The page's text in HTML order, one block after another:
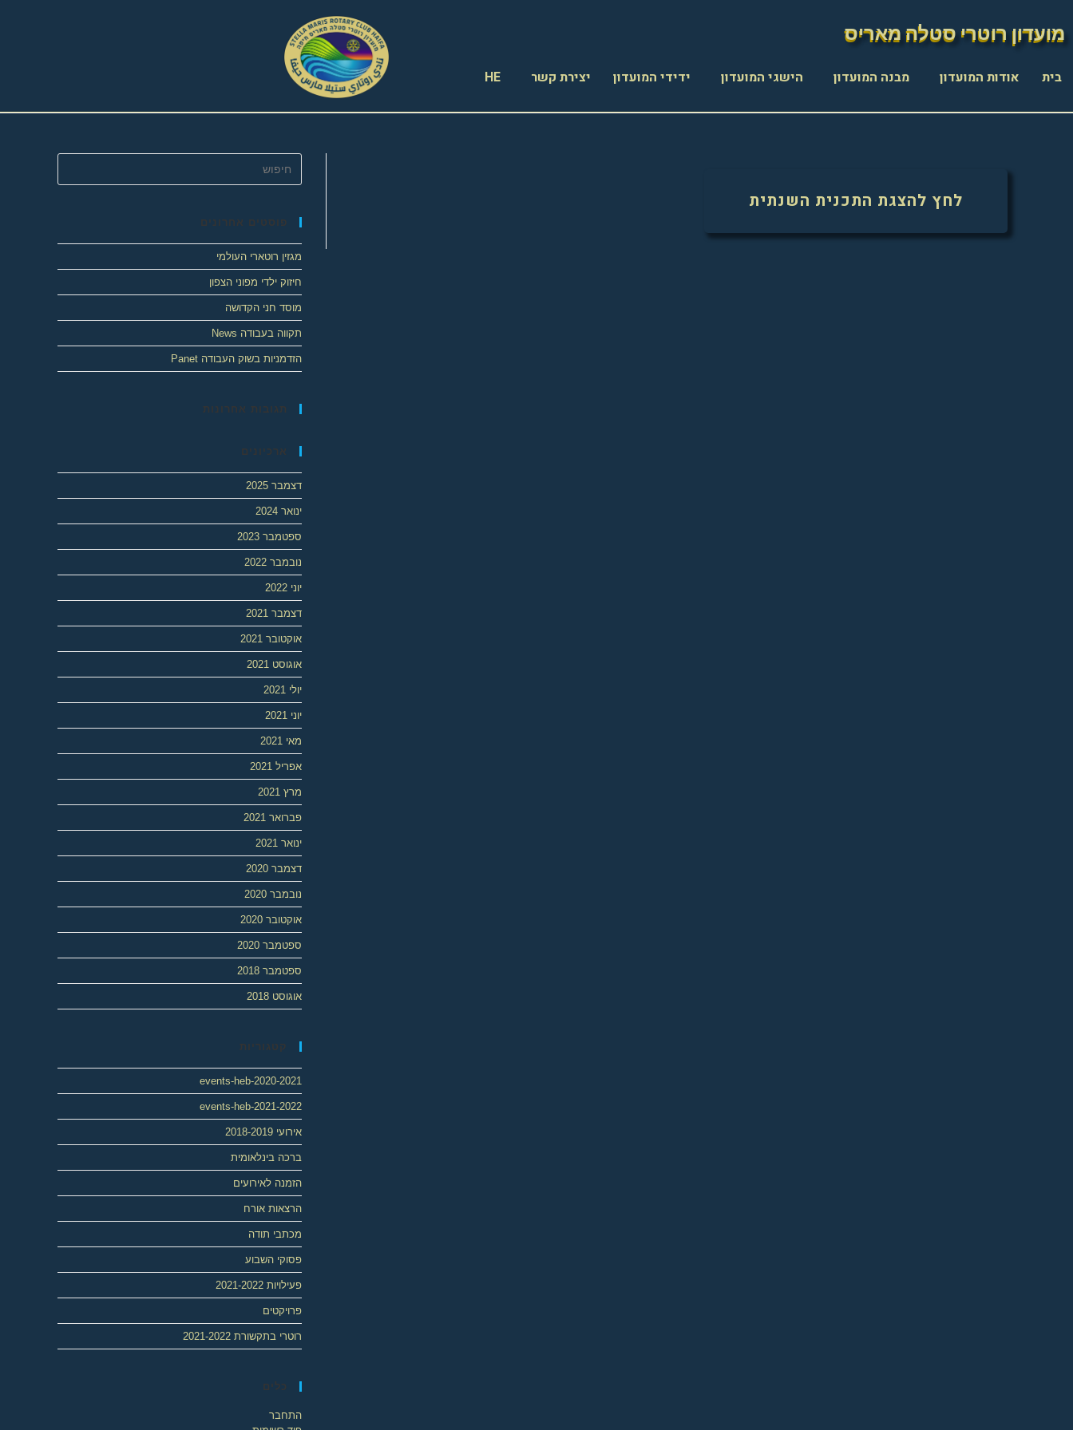
מועדון רוטרי סטלה מאריס
מועדון רוטרי סטלה מאריס
בית אודות המועדון מבנה המועדון הישגי המועדון ידידי המועדון יצירת קשר HE
לחץ להצגת התכנית השנתית
פוסטים אחרונים
מגזין רוטארי העולמי
חיזוק ילדי מפוני הצפון
מוסד חני הקדושה
תקווה בעבודה News
הזדמניות בשוק העבודה Panet
תגובות אחרונות
ארכיונים
דצמבר 2025
ינואר 2024
ספטמבר 2023
נובמבר 2022
יוני 2022
דצמבר 2021
אוקטובר 2021
אוגוסט 2021
יולי 2021
יוני 2021
מאי 2021
אפריל 2021
מרץ 2021
פברואר 2021
ינואר 2021
דצמבר 2020
נובמבר 2020
אוקטובר 2020
ספטמבר 2020
ספטמבר 2018
אוגוסט 2018
קטגוריות
events-heb-2020-2021
events-heb-2021-2022
אירועי 2018-2019
ברכה בינלאומית
הזמנה לאירועים
הרצאות אורח
מכתבי תודה
פסוקי השבוע
פעילויות 2021-2022
פרויקטים
רוטרי בתקשורת 2021-2022
כלים
התחבר